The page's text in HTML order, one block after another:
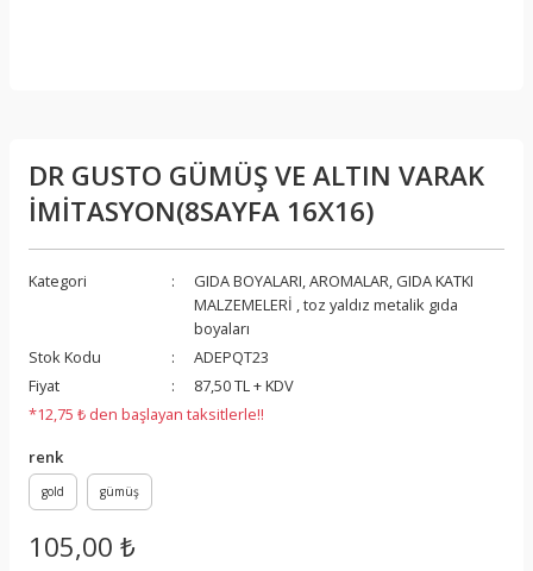
DR GUSTO GÜMÜŞ VE ALTIN VARAK
İMİTASYON(8SAYFA 16X16)
Kategori
GIDA BOYALARI, AROMALAR, GIDA KATKI
MALZEMELERİ ,toz yaldız metalik gıda
boyaları
Stok Kodu
ADEPQT23
Fiyat
87,50 TL + KDV
*12,75 ₺ den başlayan taksitlerle!!
renk
gold gümüş
105,00 ₺